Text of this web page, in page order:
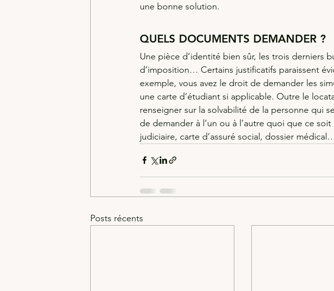
une bonne solution.
QUELS DOCUMENTS DEMANDER ?
Une pièce d’identité bien sûr, les trois derniers
d’imposition… Certains justificatifs paraissent
exemple, vous avez le droit de demander les
une carte d’étudiant si applicable. Outre le
renseigner sur la solvabilité de la personne qui
de demander à l’un ou à l’autre quoi que ce
judiciaire, carte d’assuré social, dossier
Posts récents